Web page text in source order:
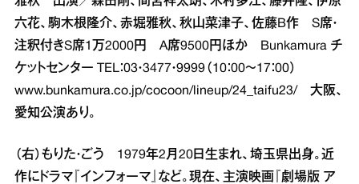
六花、駒木根隆介、赤堀雅秋、秋山菜津子、佐藤B作 S席・
注釈付きS席1万2000円 A席9500円ほか Bunkamura チ
ケットセンター TEL：03・3477・9999（10：00～17：00）
www.bunkamura.co.jp/cocoon/lineup/24_taifu23/ 大阪、
愛知公演あり。
（右）もりた・ごう 1979年2月20日生まれ、埼玉県出身。近
作にドラマ『インフォーマ』など。現在、主演映画『劇場版 ア